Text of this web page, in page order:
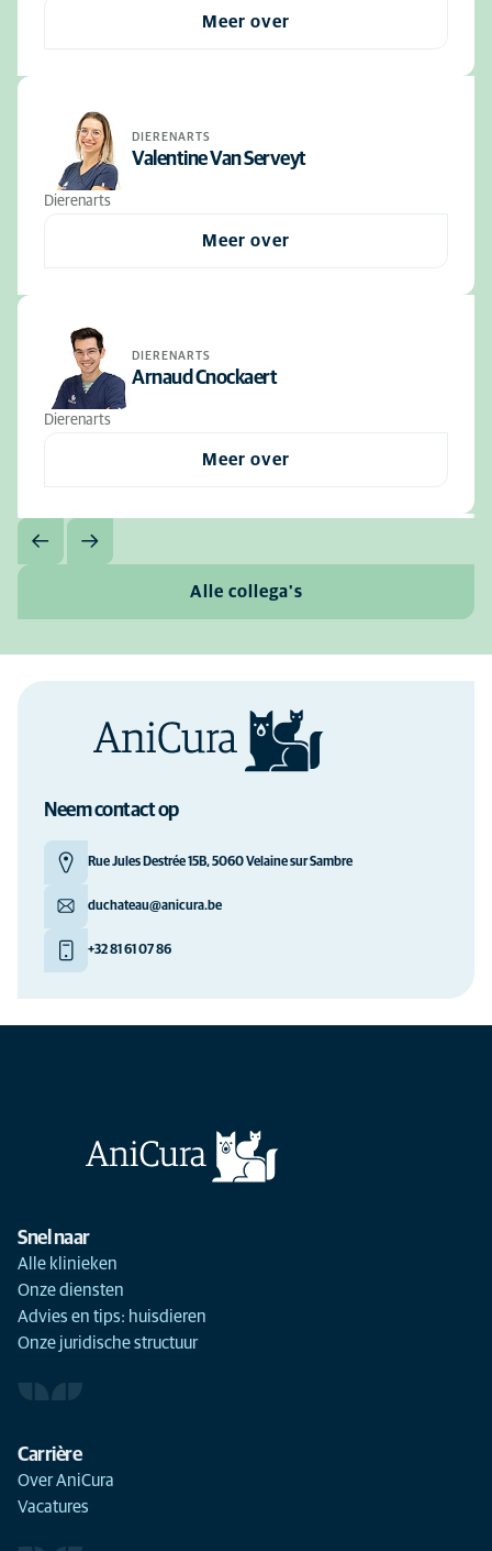
Meer over
DIERENARTS
Valentine Van Serveyt
Dierenarts
Meer over
DIERENARTS
Arnaud Cnockaert
Dierenarts
Meer over
Alle collega's
Neem contact op
Rue Jules Destrée 15B, 5060 Velaine sur Sambre
duchateau@anicura.be
+32 81 61 07 86
Snel naar
Alle klinieken
Onze diensten
Advies en tips: huisdieren
Onze juridische structuur
Carrière
Over AniCura
Vacatures